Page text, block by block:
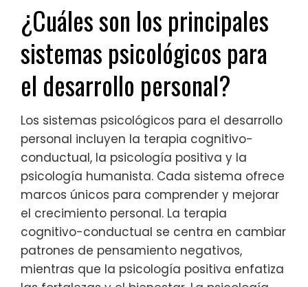
¿Cuáles son los principales
sistemas psicológicos para
el desarrollo personal?
Los sistemas psicológicos para el desarrollo
personal incluyen la terapia cognitivo-
conductual, la psicología positiva y la
psicología humanista. Cada sistema ofrece
marcos únicos para comprender y mejorar
el crecimiento personal. La terapia
cognitivo-conductual se centra en cambiar
patrones de pensamiento negativos,
mientras que la psicología positiva enfatiza